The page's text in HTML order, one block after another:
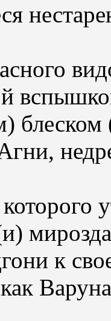
блеском
к